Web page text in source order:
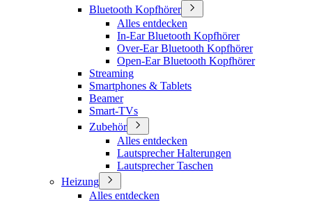
Bluetooth Kopfhörer
Alles entdecken
In-Ear Bluetooth Kopfhörer
Over-Ear Bluetooth Kopfhörer
Open-Ear Bluetooth Kopfhörer
Streaming
Smartphones & Tablets
Beamer
Smart-TVs
Zubehör
Alles entdecken
Lautsprecher Halterungen
Lautsprecher Taschen
Heizung
Alles entdecken